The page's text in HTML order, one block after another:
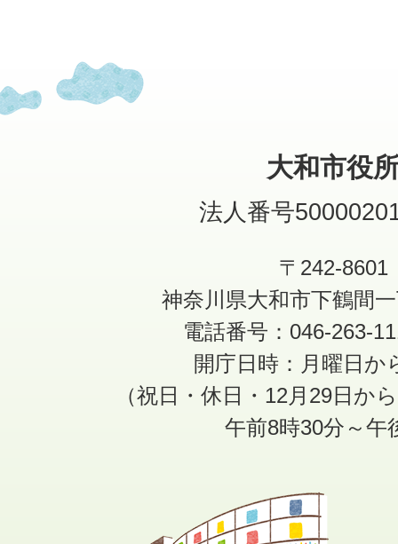
大和市役
法人番号
〒242-8601
神奈川県大和市下鶴間
電話番号：046-263-
開庁日時：月曜日か
（祝日・休日・12月29日か
午前8時30分～午